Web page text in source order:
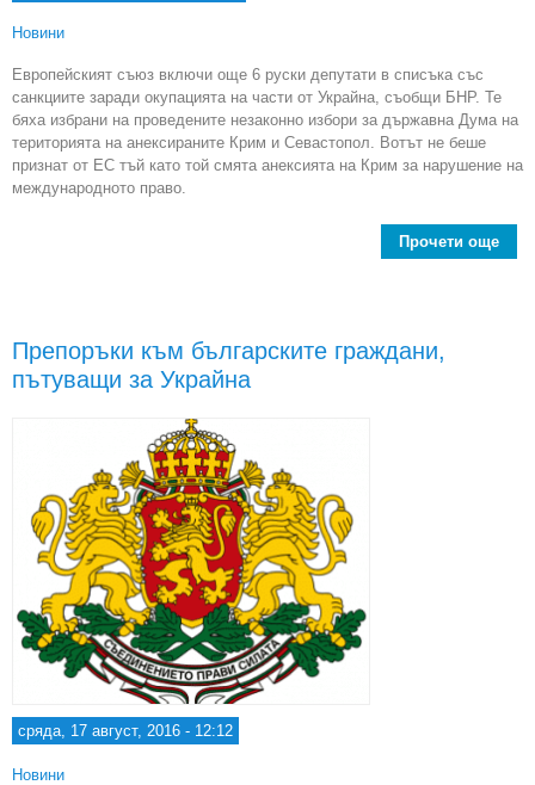
Новини
Европейският съюз включи още 6 руски депутати в списъка със
санкциите заради окупацията на части от Украйна, съобщи БНР. Те
бяха избрани на проведените незаконно избори за държавна Дума на
територията на анексираните Крим и Севастопол. Вотът не беше
признат от ЕС тъй като той смята анексията на Крим за нарушение на
международното право.
Прочети още
Препоръки към българските граждани,
пътуващи за Украйна
сряда, 17 август, 2016 - 12:12
Новини